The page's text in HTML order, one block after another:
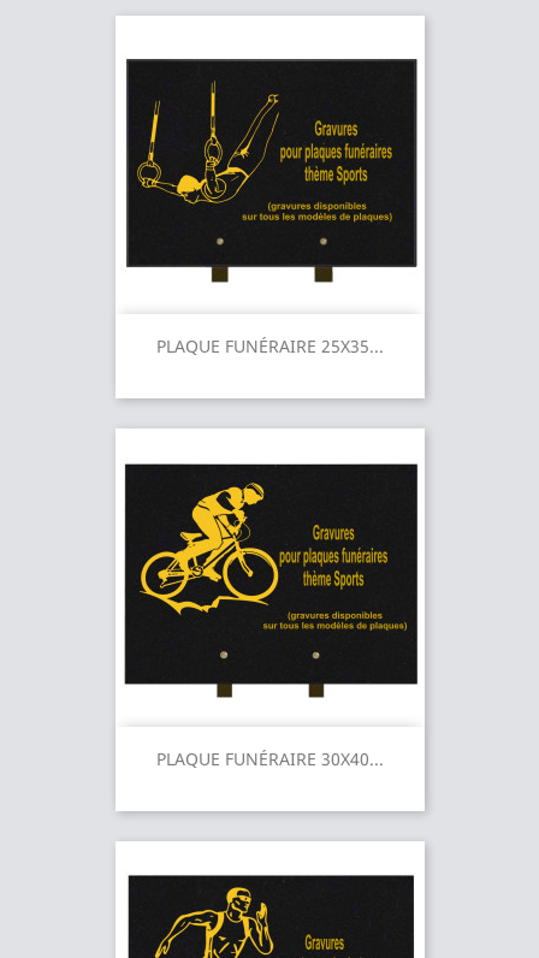
PLAQUE FUNÉRAIRE 25X35...
PLAQUE FUNÉRAIRE 30X40...